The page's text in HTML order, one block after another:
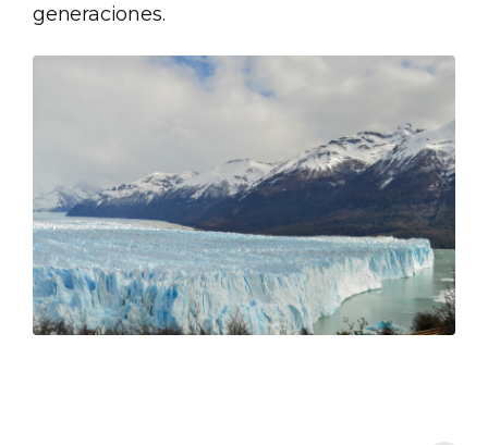
generaciones.